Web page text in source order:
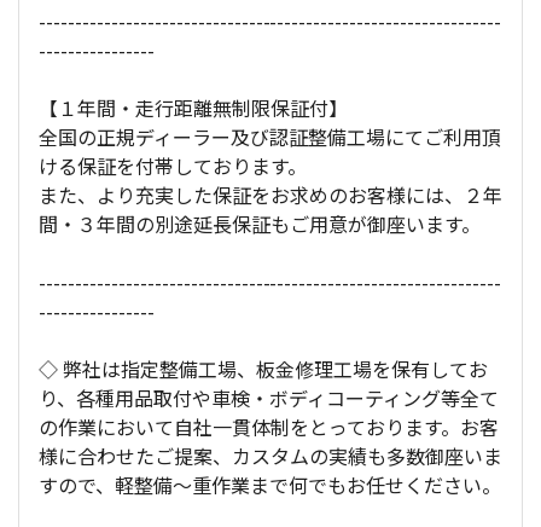
----------------------------------------------------------------
----------------
【１年間・走行距離無制限保証付】
全国の正規ディーラー及び認証整備工場にてご利用頂
ける保証を付帯しております。
また、より充実した保証をお求めのお客様には、２年
間・３年間の別途延長保証もご用意が御座います。
----------------------------------------------------------------
----------------
◇ 弊社は指定整備工場、板金修理工場を保有してお
り、各種用品取付や車検・ボディコーティング等全て
の作業において自社一貫体制をとっております。お客
様に合わせたご提案、カスタムの実績も多数御座いま
すので、軽整備～重作業まで何でもお任せください。